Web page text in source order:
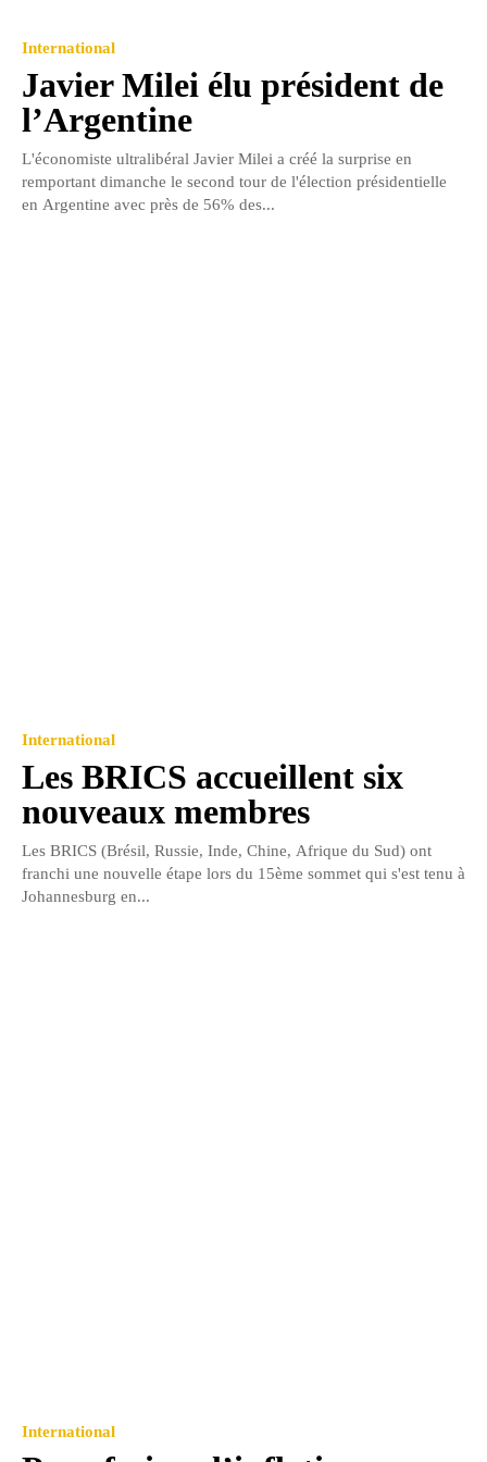
International
Javier Milei élu président de
l’Argentine
L'économiste ultralibéral Javier Milei a créé la surprise en
remportant dimanche le second tour de l'élection présidentielle
en Argentine avec près de 56% des...
International
Les BRICS accueillent six
nouveaux membres
Les BRICS (Brésil, Russie, Inde, Chine, Afrique du Sud) ont
franchi une nouvelle étape lors du 15ème sommet qui s'est tenu à
Johannesburg en...
International